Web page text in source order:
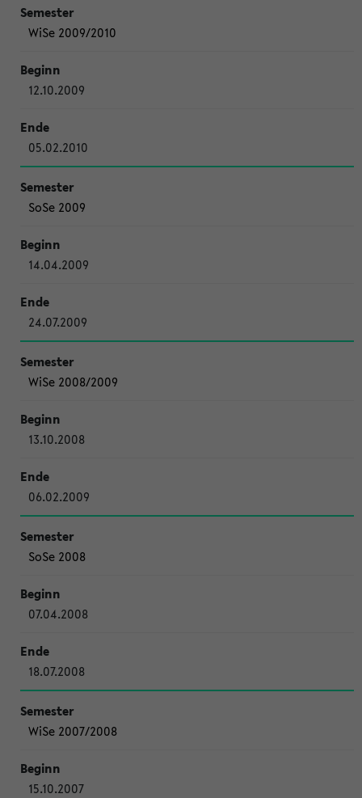
WiSe 2009/2010
12.10.2009
05.02.2010
SoSe 2009
14.04.2009
24.07.2009
WiSe 2008/2009
13.10.2008
06.02.2009
SoSe 2008
07.04.2008
18.07.2008
WiSe 2007/2008
15.10.2007